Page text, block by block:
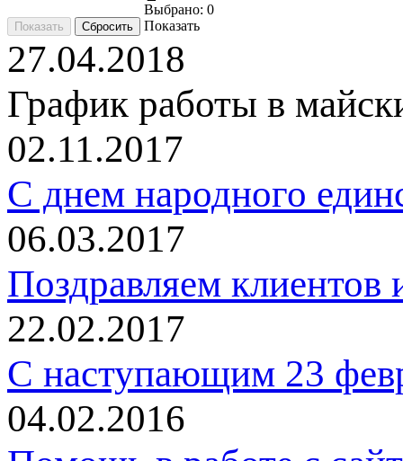
Выбрано: 0
Показать
27.04.2018
График работы в
02.11.2017
C днем народного
06.03.2017
Поздравляем клиентов
22.02.2017
С наступающим 23
04.02.2016